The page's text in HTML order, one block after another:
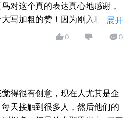
对这个真的表达真心地感谢，
写加粗的赞！因为刚入职场，
片我都好好保存好，但是也会
的了，就是轻轻松松把一切都
展开
0 0
得很有创意，现在人尤其是企
天接触到很多人，然后他们的